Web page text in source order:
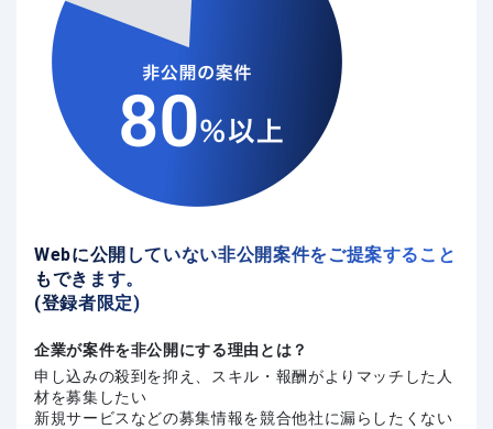
Webに公開していない非公開案件をご提案すること
もできます。
(登録者限定)
企業が案件を非公開にする理由とは？
申し込みの殺到を抑え、スキル・報酬がよりマッチした人
材を募集したい
新規サービスなどの募集情報を競合他社に漏らしたくない